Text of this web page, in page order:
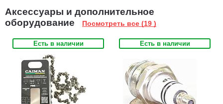
Аксессуары и дополнительное
оборудование
Посмотреть все (19 )
Есть в наличии Есть в наличии